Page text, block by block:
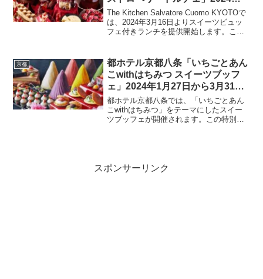
月16日～5月6日
The Kitchen Salvatore Cuomo KYOTOで
は、2024年3月16日よりスイーツビュッ
フェ付きランチを提供開始します。この
ベリードルチェ、そして...
京都
都ホテル京都八条「いちごとあん
こwithはちみつ スイーツブッフ
ェ」2024年1月27日から3月31日
まで
都ホテル京都八条では、「いちごとあん
こwithはちみつ」をテーマにしたスイー
ツブッフェが開催されます。この特別な
スポンサーリンク